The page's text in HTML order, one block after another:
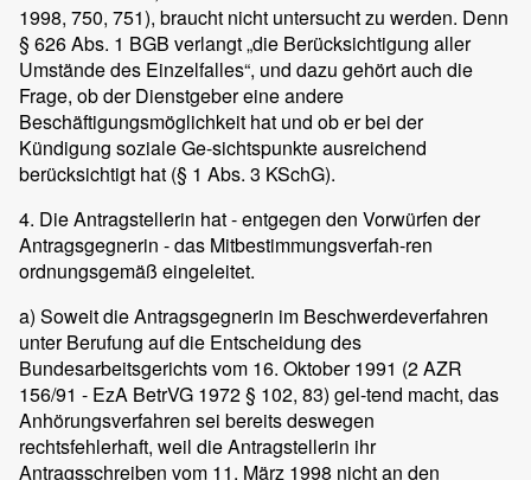
1998, 750, 751), braucht nicht untersucht zu werden. Denn
§ 626 Abs. 1 BGB verlangt „die Berücksichtigung aller
Umstände des Einzelfalles“, und dazu gehört auch die
Frage, ob der Dienstgeber eine andere
Beschäftigungsmöglichkeit hat und ob er bei der
Kündigung soziale Ge-sichtspunkte ausreichend
berücksichtigt hat (§ 1 Abs. 3 KSchG).
4. Die Antragstellerin hat - entgegen den Vorwürfen der
Antragsgegnerin - das Mitbestimmungsverfah-ren
ordnungsgemäß eingeleitet.
a) Soweit die Antragsgegnerin im Beschwerdeverfahren
unter Berufung auf die Entscheidung des
Bundesarbeitsgerichts vom 16. Oktober 1991 (2 AZR
156/91 - EzA BetrVG 1972 § 102, 83) gel-tend macht, das
Anhörungsverfahren sei bereits deswegen
rechtsfehlerhaft, weil die Antragstellerin ihr
Antragsschreiben vom 11. März 1998 nicht an den